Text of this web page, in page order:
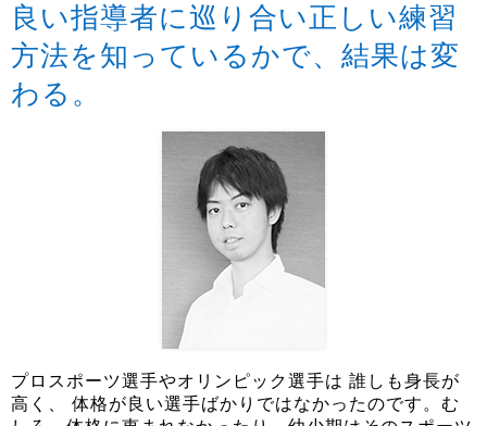
良い指導者に巡り合い正しい練習
方法を知っているかで、結果は変
わる。
プロスポーツ選手やオリンピック選手は 誰しも身長が
高く、 体格が良い選手ばかりではなかったのです。む